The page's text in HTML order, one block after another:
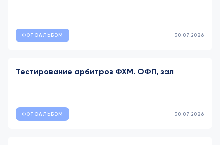
ФОТОАЛЬБОМ 30.07.2026
Тестирование арбитров ФХМ. ОФП, зал
ФОТОАЛЬБОМ 30.07.2026